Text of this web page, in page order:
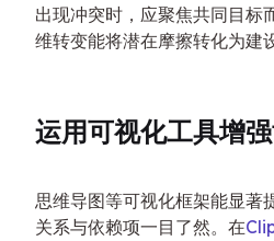
出现冲突时，应聚焦共同目标
维转变能将潜在摩擦转化为建
运用可视化工具增
思维导图等可视化框架能显著
关系与依赖项一目了然。在